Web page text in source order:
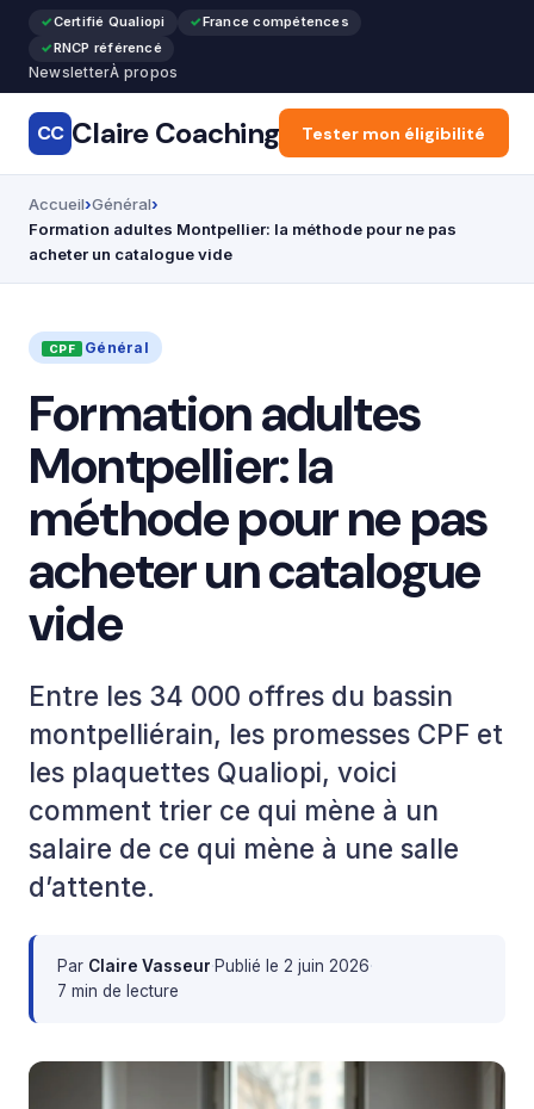
Certifié Qualiopi
France compétences
RNCP référencé
NewsletterÀ propos
CC Claire Coaching Accueil Reconversion
Tester mon éligibilité
Accueil Général
Formation adultes Montpellier: la méthode pour ne pas
acheter un catalogue vide
Général
Formation adultes
Montpellier: la
méthode pour ne pas
acheter un catalogue
vide
Entre les 34 000 offres du bassin
montpelliérain, les promesses CPF et
les plaquettes Qualiopi, voici
comment trier ce qui mène à un
salaire de ce qui mène à une salle
d’attente.
Par Claire Vasseur·Publié le 2 juin 2026·
7 min de lecture